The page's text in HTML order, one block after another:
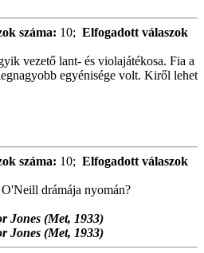
száma: 10; Elfogadott válaszok
vezető lant- és violajátékosa. Fia a
egyénisége volt. Kiről lehet
száma: 10; Elfogadott válaszok
drámája nyomán?
Jones (Met, 1933)
Jones (Met, 1933)